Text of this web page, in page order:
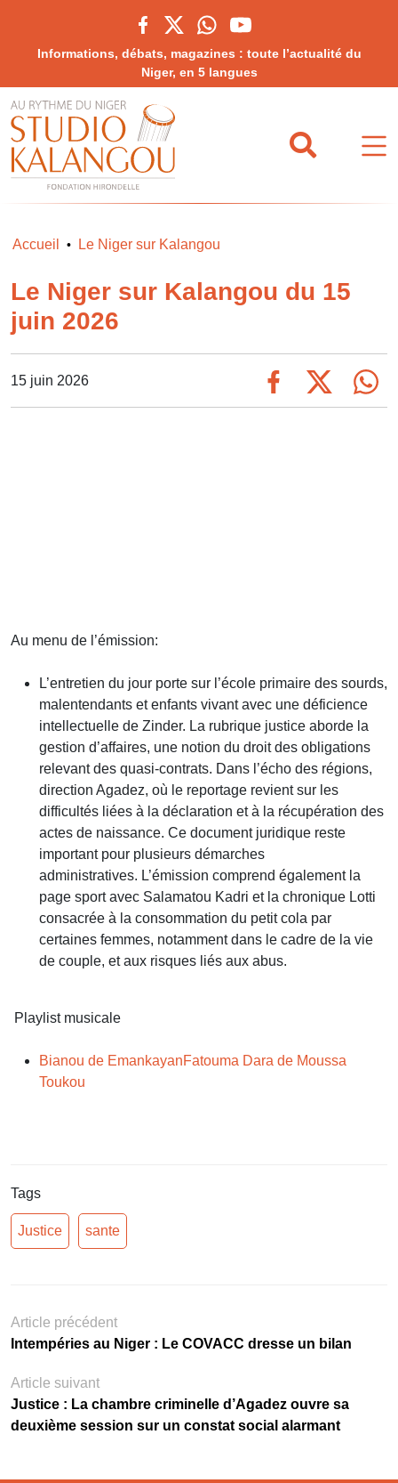
Informations, débats, magazines : toute l’actualité du
Niger, en 5 langues
Accueil • Le Niger sur Kalangou
Le Niger sur Kalangou du 15
juin 2026
15 juin 2026
Au menu de l’émission:
L’entretien du jour porte sur l’école primaire des sourds,
malentendants et enfants vivant avec une déficience
intellectuelle de Zinder. La rubrique justice aborde la
gestion d’affaires, une notion du droit des obligations
relevant des quasi-contrats. Dans l’écho des régions,
direction Agadez, où le reportage revient sur les
difficultés liées à la déclaration et à la récupération des
actes de naissance. Ce document juridique reste
important pour plusieurs démarches
administratives. L’émission comprend également la
page sport avec Salamatou Kadri et la chronique Lotti
consacrée à la consommation du petit cola par
certaines femmes, notamment dans le cadre de la vie
de couple, et aux risques liés aux abus.
Playlist musicale
Bianou de EmankayanFatouma Dara de Moussa
Toukou
Tags
Justice sante
Article précédent
Intempéries au Niger : Le COVACC dresse un bilan
Article suivant
Justice : La chambre criminelle d’Agadez ouvre sa
deuxième session sur un constat social alarmant